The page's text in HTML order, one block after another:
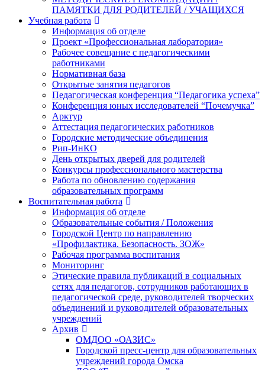
ПАМЯТКИ ДЛЯ РОДИТЕЛЕЙ / УЧАЩИХСЯ
Учебная работа
Информация об отделе
Проект «Профессиональная лаборатория»
Рабочее совещание с педагогическими
работниками
Нормативная база
Открытые занятия педагогов
Педагогическая конференция “Педагогика успеха”
Конференция юных исследователей “Почемучка”
Арктур
Аттестация педагогических работников
Городские методические объединения
Рип-ИнКО
День открытых дверей для родителей
Конкурсы профессионального мастерства
Работа по обновлению содержания
образовательных программ
Воспитательная работа
Информация об отделе
Образовательные события / Положения
Городской Центр по направлению
«Профилактика. Безопасность. ЗОЖ»
Рабочая программа воспитания
Мониторинг
Этические правила публикаций в социальных
сетях для педагогов, сотрудников работающих в
педагогической среде, руководителей творческих
объединений и руководителей образовательных
учреждений
Архив
ОМДОО «ОАЗИС»
Городской пресс-центр для образовательных
учреждений города Омска